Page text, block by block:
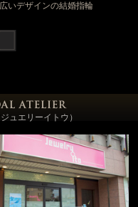
いデザインの結婚指輪
ュエリーイトウ）